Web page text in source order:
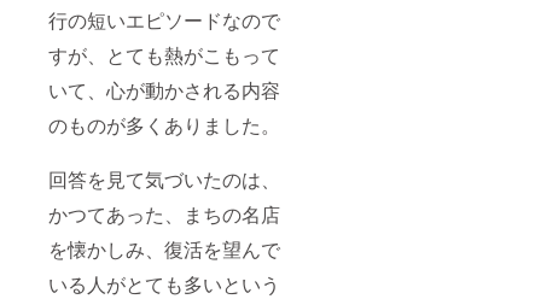
行の短いエピソードなので
すが、とても熱がこもって
いて、心が動かされる内容
のものが多くありました。
回答を見て気づいたのは、
かつてあった、まちの名店
を懐かしみ、復活を望んで
いる人がとても多いという